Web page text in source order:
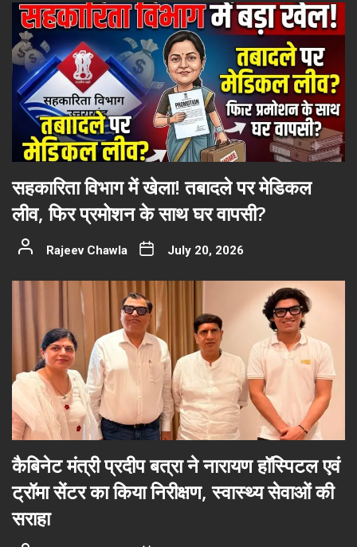
सहकारिता विभाग में खेला! तबादले पर मेडिकल
लीव, फिर प्रमोशन के साथ घर वापसी?
Rajeev Chawla July 20, 2026
कैबिनेट मंत्री प्रदीप बत्रा ने नारायण हॉस्पिटल एवं
ट्रॉमा सेंटर का किया निरीक्षण, स्वास्थ्य सेवाओं की
सराहा